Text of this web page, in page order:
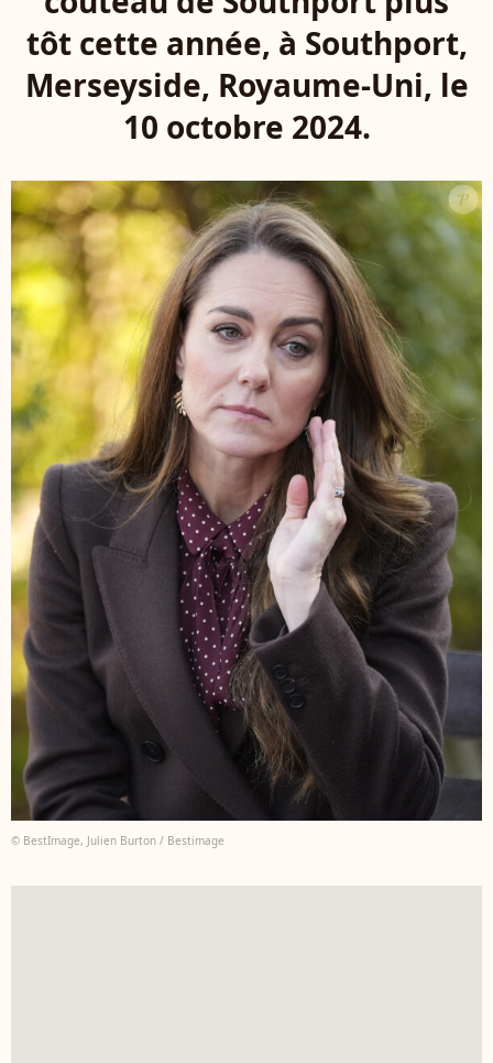
tôt cette année, à Southport,
Merseyside, Royaume-Uni, le
10 octobre 2024.
© BestImage, Julien Burton / Bestimage